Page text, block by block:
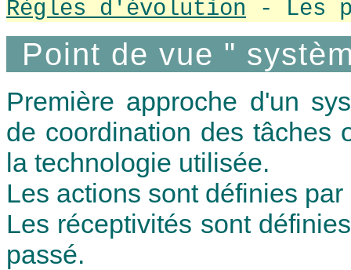
Règles d'évolution - Les
Point de vue "
Première approche d'un
de coordination des tâches
la technologie utilisée.
Les actions sont définies
Les réceptivités sont
passé.